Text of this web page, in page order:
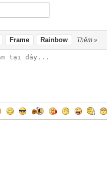
Frame Rainbow Thêm »